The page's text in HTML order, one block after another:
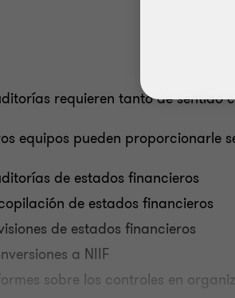
requieren tanto de sentido
equipos pueden proporcionarle
de estados financieros
de estados financieros
de estados financieros
a NIIF
sobre los controles en